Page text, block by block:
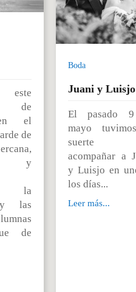
este
de
el
de
y
la
y las
de
Boda
Juani y Luisjo
El pasado
mayo
suerte
acompañar a
y Luisjo en
los días...
Leer más...